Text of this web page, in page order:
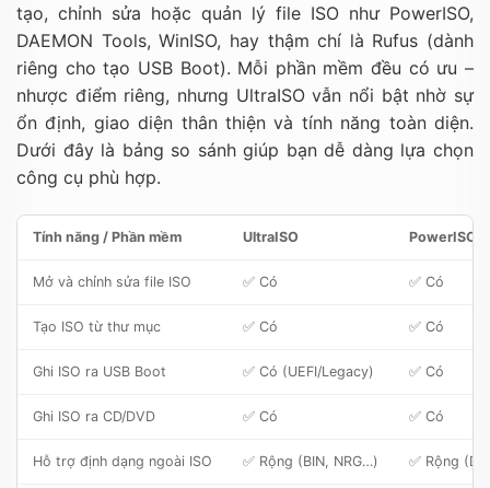
tạo, chỉnh sửa hoặc quản lý file ISO như PowerISO,
DAEMON Tools, WinISO, hay thậm chí là Rufus (dành
riêng cho tạo USB Boot). Mỗi phần mềm đều có ưu –
nhược điểm riêng, nhưng UltraISO vẫn nổi bật nhờ sự
ổn định, giao diện thân thiện và tính năng toàn diện.
Dưới đây là bảng so sánh giúp bạn dễ dàng lựa chọn
công cụ phù hợp.
Tính năng / Phần mềm UltraISO PowerISO
Mở và chỉnh sửa file ISO ✅ Có ✅ Có
Tạo ISO từ thư mục ✅ Có ✅ Có
Ghi ISO ra USB Boot ✅ Có (UEFI/Legacy) ✅ Có
Ghi ISO ra CD/DVD ✅ Có ✅ Có
Hỗ trợ định dạng ngoài ISO ✅ Rộng (BIN, NRG…) ✅ Rộng